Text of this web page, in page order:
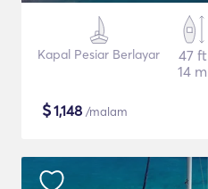
Kapal Pesiar Berlayar
47 ft
14 m
$1,148 /malam